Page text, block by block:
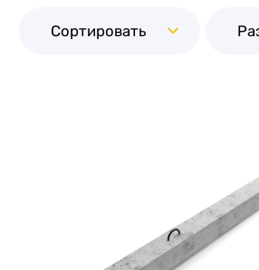
Сортировать